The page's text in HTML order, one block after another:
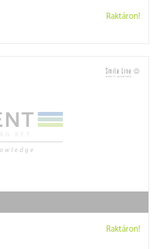
Raktáron!
Raktáron!